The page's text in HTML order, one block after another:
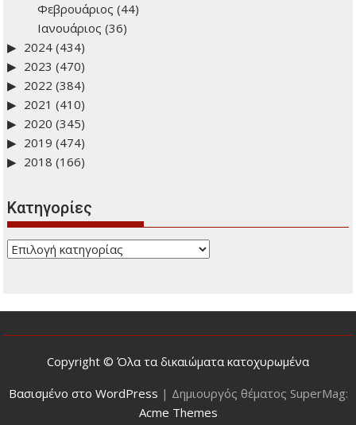
Φεβρουάριος (44)
Ιανουάριος (36)
2024 (434)
2023 (470)
2022 (384)
2021 (410)
2020 (345)
2019 (474)
2018 (166)
Kατηγορίες
Kατηγορίες
Copyright © Όλα τα δικαιώματα κατοχυρωμένα
Βασισμένο στο WordPress | Δημιουργός θέματος SuperMag:
Acme Themes